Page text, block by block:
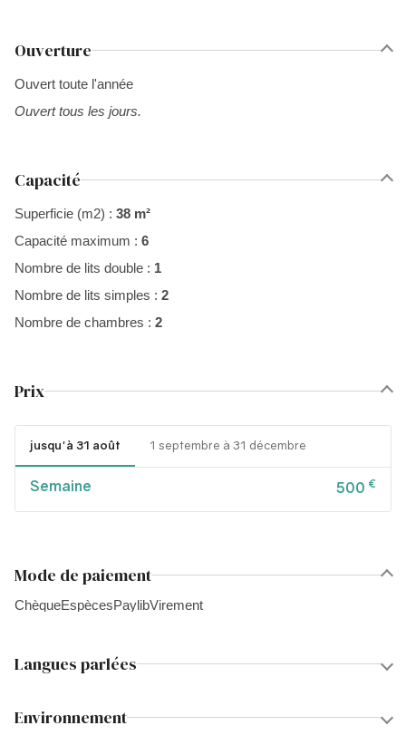
Ouverture
Ouvert toute l'année
Ouvert tous les jours.
Capacité
Superficie (m2) : 38 m²
Capacité maximum : 6
Nombre de lits double : 1
Nombre de lits simples : 2
Nombre de chambres : 2
Prix
jusqu'à 31 août 1 septembre à 31 décembre
Semaine 500 €
Mode de paiement
ChèqueEspècesPaylibVirement
Langues parlées
Environnement